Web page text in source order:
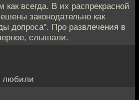
всегда. В их распрекрасной
законодательно как
допроса". Про развлечения в
слышали.
любили